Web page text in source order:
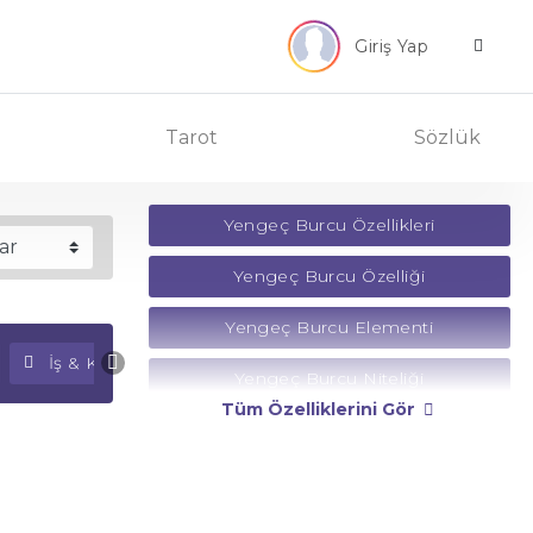
Giriş Yap
Tarot Sözlük
İş & Kariyer Falı Para Falı
Yengeç Burcu Özellikleri
Yengeç Burcu Özelliği
Yengeç Burcu Elementi
Yengeç Burcu Niteliği
Tüm Özelliklerini Gör